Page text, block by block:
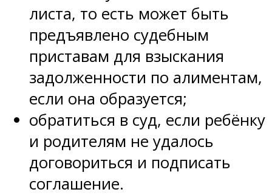
листа, то есть может быть
предъявлено судебным
приставам для взыскания
задолженности по алиментам,
если она образуется;
обратиться в суд, если ребёнку
и родителям не удалось
договориться и подписать
соглашение.